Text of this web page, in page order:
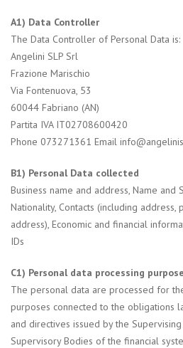
A1) Data Controller
The Data Controller of Personal Data is:
Angelini SLP Srl
Frazione Marischio
Via Fontenuova, 53
60044 Fabriano (AN)
Partita IVA IT02708600420
Phone 073271361 Email
B1) Personal Data collected
Business name and address, Name
Nationality, Contacts (including
address), Economic and financial
IDs
C1) Personal data processing
The personal data are processed for
purposes connected to the obligations
and directives issued by the
Supervisory Bodies of the financial